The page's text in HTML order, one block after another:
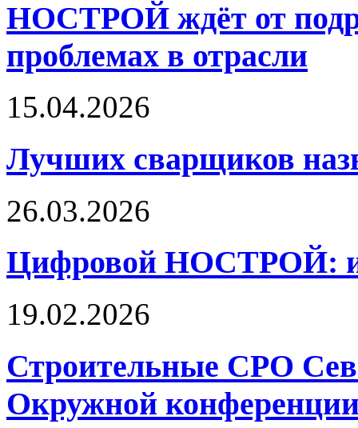
НОСТРОЙ ждёт от
проблемах в отрасли
15.04.2026
Лучших сварщиков
26.03.2026
Цифровой НОСТРОЙ:
19.02.2026
Строительные СРО
Окружной